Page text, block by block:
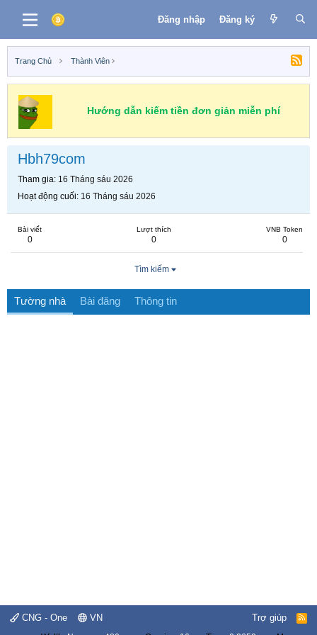
Đăng nhập Đăng ký
Trang Chủ Thành Viên
Hướng dẫn kiếm tiền đơn giản miễn phí
Hbh79com
Tham gia 16 Tháng sáu 2026
Hoạt động cuối 16 Tháng sáu 2026
Bài viết
0
Lượt thích
0
VNB Token
0
Tìm kiếm
Tường nhà Bài đăng Thông tin
CNG - One VN Trợ giúp
R